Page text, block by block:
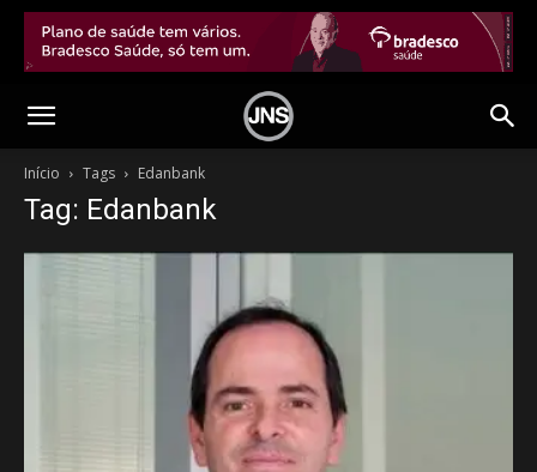
Início Tags Edanbank
Tag: Edanbank